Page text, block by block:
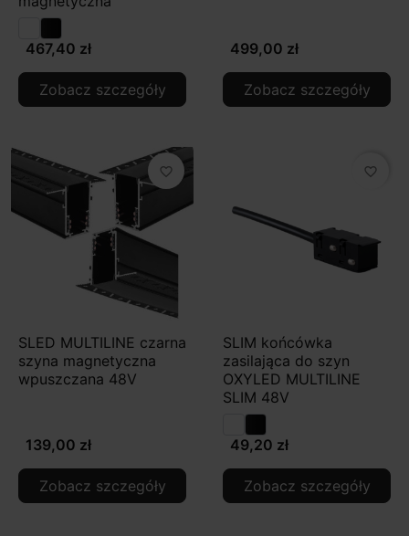
467,40 zł
Zobacz szczegóły
499,00 zł
Zobacz szczegóły
favorite_border
SLED MULTILINE czarna
szyna magnetyczna
wpuszczana 48V
139,00 zł
Zobacz szczegóły
favorite_border
SLIM końcówka
zasilająca do szyn
OXYLED MULTILINE
SLIM 48V
49,20 zł
Zobacz szczegóły